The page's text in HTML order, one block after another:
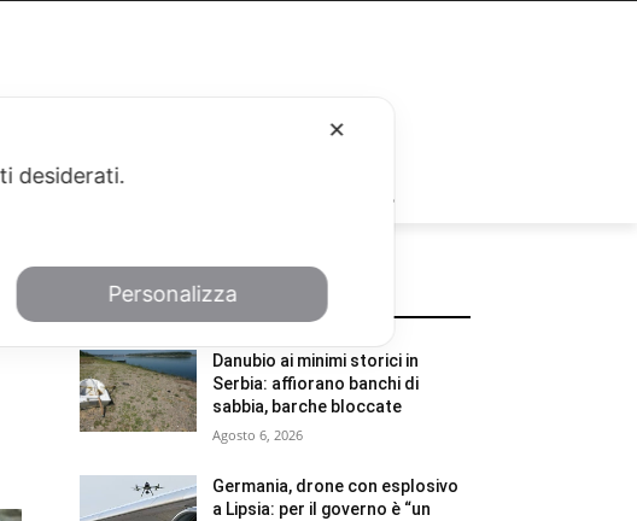
TN24TV
POTREBBE INTERESSARTI
Danubio ai minimi storici in
Serbia: affiorano banchi di
sabbia, barche bloccate
Agosto 6, 2026
Germania, drone con esplosivo
a Lipsia: per il governo è “un
✕
desiderati.
Personalizza